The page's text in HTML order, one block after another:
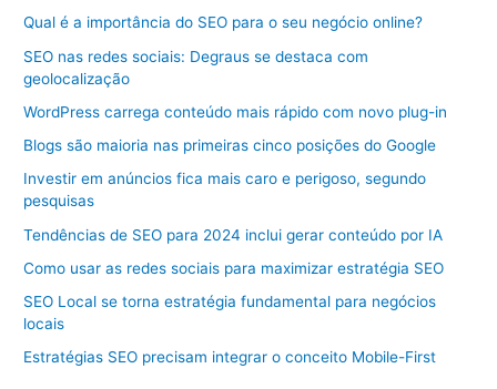
Qual é a importância do SEO para o seu negócio online?
SEO nas redes sociais: Degraus se destaca com
geolocalização
WordPress carrega conteúdo mais rápido com novo plug-in
Blogs são maioria nas primeiras cinco posições do Google
Investir em anúncios fica mais caro e perigoso, segundo
pesquisas
Tendências de SEO para 2024 inclui gerar conteúdo por IA
Como usar as redes sociais para maximizar estratégia SEO
SEO Local se torna estratégia fundamental para negócios
locais
Estratégias SEO precisam integrar o conceito Mobile-First